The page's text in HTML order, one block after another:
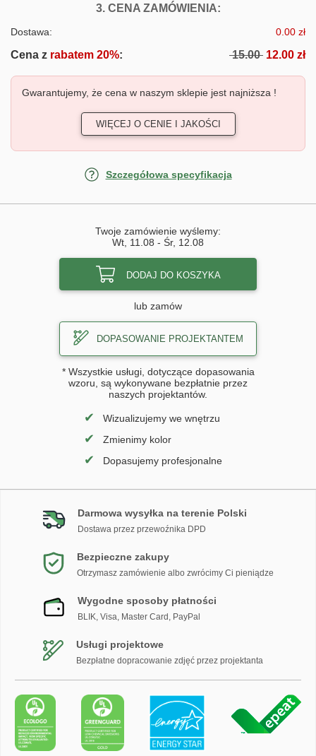
3. CENA ZAMÓWIENIA:FOTOTAPETY
Dostawa: 0.00 zł
Cena z rabatem 20%: 15.00 12.00 zł
Gwarantujemy, że cena w naszym sklepie jest najniższa !
WIĘCEJ O CENIE I JAKOŚCI
Szczegółowa specyfikacja
Twoje zamówienie wyślemy:
Wt, 11.08 - Śr, 12.08
DODAJ DO KOSZYKA
lub zamów
DOPASOWANIE PROJEKTANTEM
* Wszystkie usługi, dotyczące dopasowania
wzoru, są wykonywane bezpłatnie przez
naszych projektantów.
✔ Wizualizujemy we wnętrzu
✔ Zmienimy kolor
✔ Dopasujemy profesjonalne
Darmowa wysyłka na terenie Polski
Dostawa przez przewoźnika DPD
Bezpieczne zakupy
Otrzymasz zamówienie albo zwrócimy Ci pieniądze
Wygodne sposoby płatności
BLIK, Visa, Master Card, PayPal
Usługi projektowe
Bezpłatne dopracowanie zdjęć przez projektanta